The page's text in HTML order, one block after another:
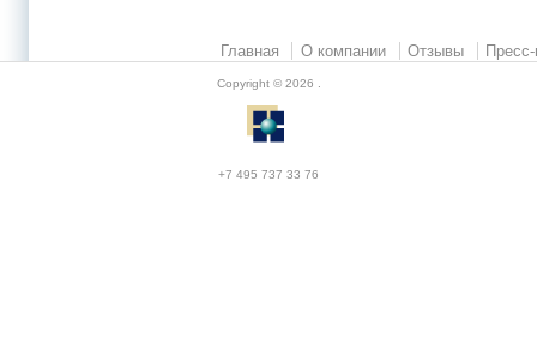
Главная О компании Отзывы
Copyright © 2026
+7 495 737 33 76